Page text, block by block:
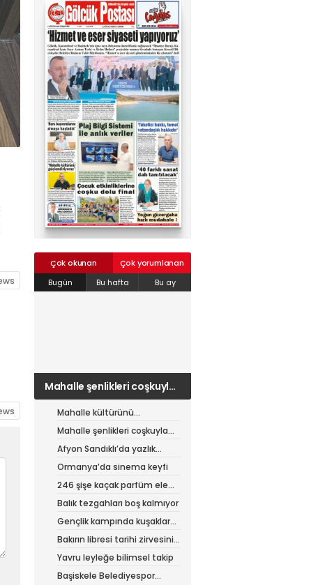
Çok okunan
Çok yorumlanan
Bugün
Bu hafta Bu ay
Mahalle şenlikleri coşkuyla
sürüyor
Mahalle kültürünü
canlandıran şenlik
Mahalle şenlikleri coşkuyla
sürüyor
Afyon Sandıklı’da yazlık
patates hasadı
Ormanya’da sinema keyfi
246 şişe kaçak parfüm ele
geçirildi
Balık tezgahları boş kalmıyor
Gençlik kampında kuşaklar
buluştu
Bakırın libresi tarihi zirvesini
test ediyor
Yavru leyleğe bilimsel takip
Başiskele Belediyespor
02624132333
haber@golcukpostasi.com